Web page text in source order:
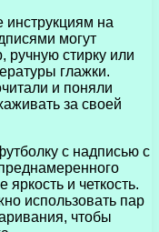
на
могут
ручную стирку или
глажки.
и поняли
за своей
с надписью с
и четкость.
использовать пар
чтобы